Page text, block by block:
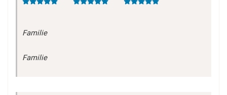
Familie
Familie